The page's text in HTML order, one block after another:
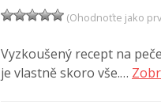
(Ohodnoťte jako
Vyzkoušený recept na
je vlastně skoro vše.…